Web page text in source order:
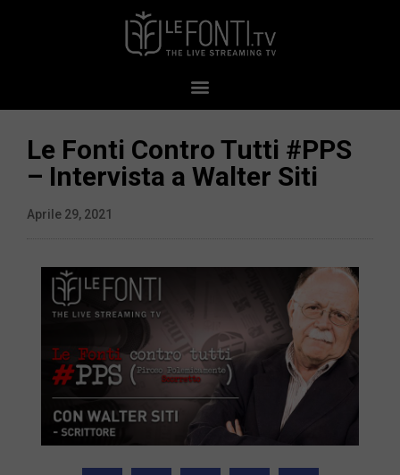
Le Fonti Contro Tutti #PPS​​​​​​
– Intervista a Walter Siti
Aprile 29, 2021